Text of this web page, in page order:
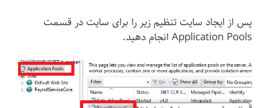
پس از ایجاد سایت تنظیم زیر را برای سایت در قسمت
Application Pools انجام دهید.